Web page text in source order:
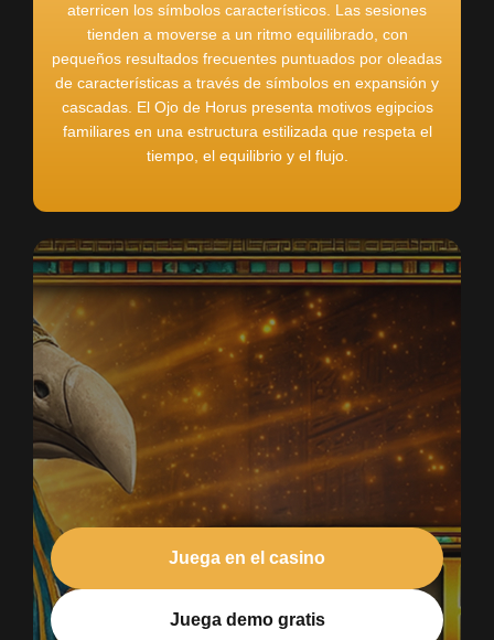
aterricen los símbolos característicos. Las sesiones
tienden a moverse a un ritmo equilibrado, con
pequeños resultados frecuentes puntuados por oleadas
de características a través de símbolos en expansión y
cascadas. El Ojo de Horus presenta motivos egipcios
familiares en una estructura estilizada que respeta el
tiempo, el equilibrio y el flujo.
Juega en el casino
Juega demo gratis